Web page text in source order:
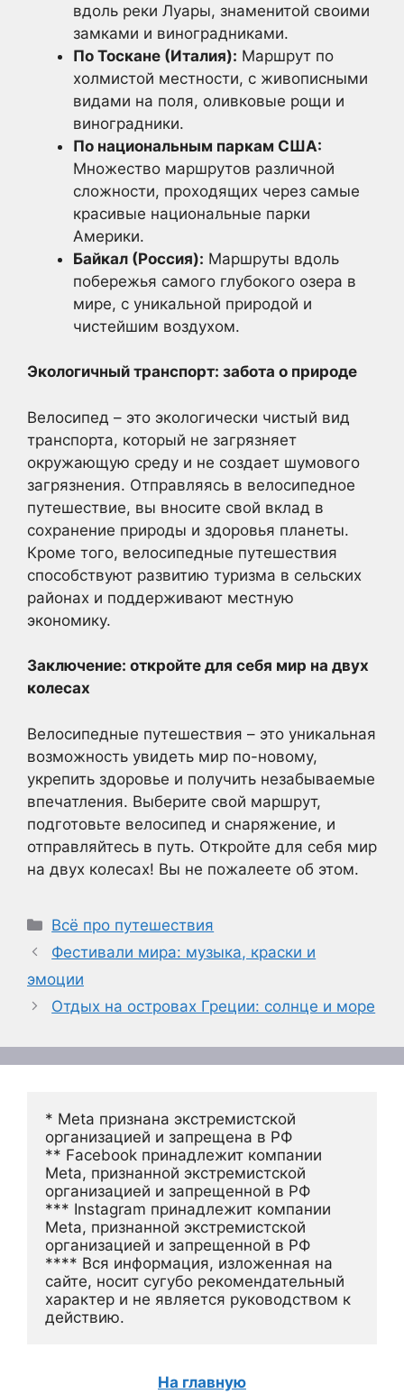
вдоль реки Луары, знаменитой своими
замками и виноградниками.
По Тоскане (Италия): Маршрут по
холмистой местности, с живописными
видами на поля, оливковые рощи и
виноградники.
По национальным паркам США:
Множество маршрутов различной
сложности, проходящих через самые
красивые национальные парки
Америки.
Байкал (Россия): Маршруты вдоль
побережья самого глубокого озера в
мире, с уникальной природой и
чистейшим воздухом.
Экологичный транспорт: забота о природе
Велосипед – это экологически чистый вид
транспорта, который не загрязняет
окружающую среду и не создает шумового
загрязнения. Отправляясь в велосипедное
путешествие, вы вносите свой вклад в
сохранение природы и здоровья планеты.
Кроме того, велосипедные путешествия
способствуют развитию туризма в сельских
районах и поддерживают местную
экономику.
Заключение: откройте для себя мир на двух
колесах
Велосипедные путешествия – это уникальная
возможность увидеть мир по-новому,
укрепить здоровье и получить незабываемые
впечатления. Выберите свой маршрут,
подготовьте велосипед и снаряжение, и
отправляйтесь в путь. Откройте для себя мир
на двух колесах! Вы не пожалеете об этом.
Рубрики
Всё про путешествия
Фестивали мира: музыка, краски и
эмоции
Отдых на островах Греции: солнце и море
* Meta признана экстремистской
организацией и запрещена в РФ
** Facebook принадлежит компании
Meta, признанной экстремистской
организацией и запрещенной в РФ
*** Instagram принадлежит компании
Meta, признанной экстремистской
организацией и запрещенной в РФ
**** Вся информация, изложенная на
сайте, носит сугубо рекомендательный
характер и не является руководством к
действию.
На главную